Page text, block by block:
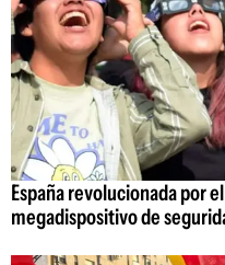
España revolucionada por
megadispositivo de